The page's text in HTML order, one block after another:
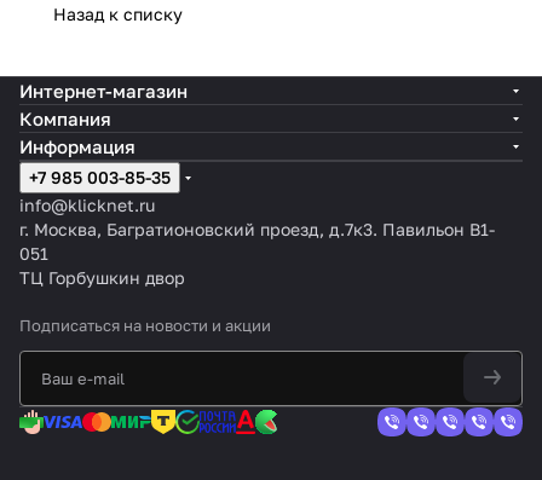
Назад к списку
Интернет-магазин
Компания
Информация
+7 985 003-85-35
info@klicknet.ru
г. Москва, Багратионовский проезд, д.7к3. Павильон B1-
051
ТЦ Горбушкин двор
Подписаться на новости и акции